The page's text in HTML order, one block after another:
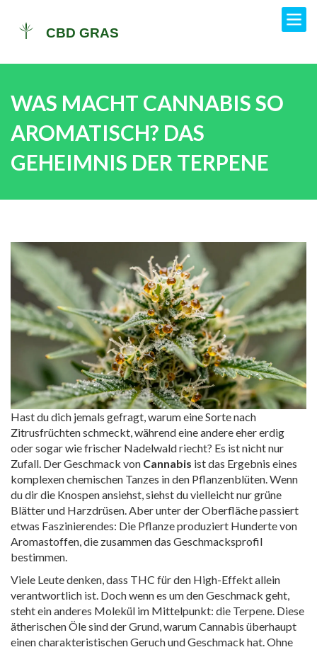
WAS MACHT CANNABIS SO
AROMATISCH? DAS
GEHEIMNIS DER TERPENE
Hast du dich jemals gefragt, warum eine Sorte nach
Zitrusfrüchten schmeckt, während eine andere eher erdig
oder sogar wie frischer Nadelwald riecht? Es ist nicht nur
Zufall. Der Geschmack von Cannabis ist das Ergebnis eines
komplexen chemischen Tanzes in den Pflanzenblüten. Wenn
du dir die Knospen ansiehst, siehst du vielleicht nur grüne
Blätter und Harzdrüsen. Aber unter der Oberfläche passiert
etwas Faszinierendes: Die Pflanze produziert Hunderte von
Aromastoffen, die zusammen das Geschmacksprofil
bestimmen.
Viele Leute denken, dass THC für den High-Effekt allein
verantwortlich ist. Doch wenn es um den Geschmack geht,
steht ein anderes Molekül im Mittelpunkt: die Terpene. Diese
ätherischen Öle sind der Grund, warum Cannabis überhaupt
einen charakteristischen Geruch und Geschmack hat. Ohne